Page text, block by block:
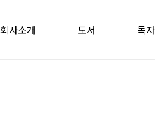
회사소개 도서 독